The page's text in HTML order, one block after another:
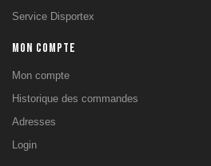
Basket
puzzle
Rouleau de sol
Pistes courses &
Gazon
Service Disportex
MON COMPTE
Mon compte
Historique des commandes
Adresses
Login